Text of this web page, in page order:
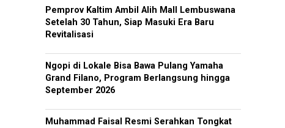
Pemprov Kaltim Ambil Alih Mall Lembuswana
Setelah 30 Tahun, Siap Masuki Era Baru
Revitalisasi
Ngopi di Lokale Bisa Bawa Pulang Yamaha
Grand Filano, Program Berlangsung hingga
September 2026
Muhammad Faisal Resmi Serahkan Tongkat